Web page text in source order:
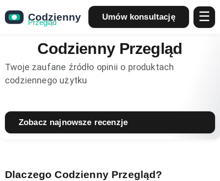
Umów konsultację ☰
Codzienny Przegląd
Twoje zaufane źródło opinii o produktach
codziennego użytku
Zobacz najnowsze recenzje
Dlaczego Codzienny Przegląd?